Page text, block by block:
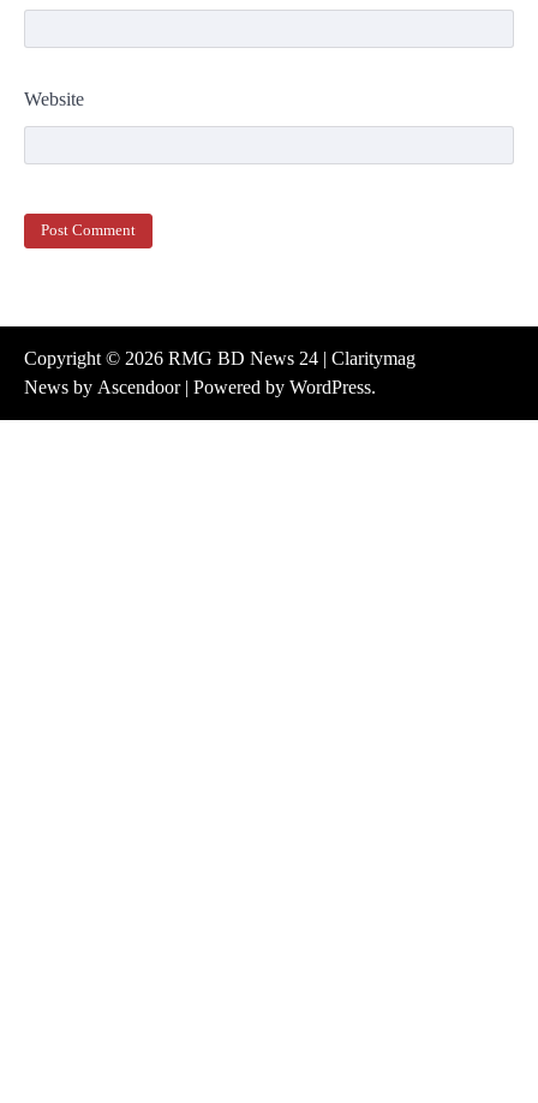
Website
Copyright © 2026 RMG BD News 24 | Claritymag
News by Ascendoor| Powered by WordPress.